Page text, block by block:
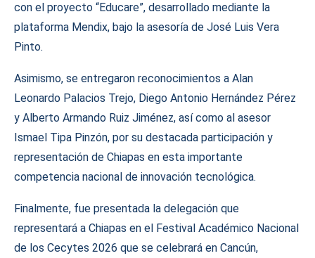
con el proyecto “Educare”, desarrollado mediante la
plataforma Mendix, bajo la asesoría de José Luis Vera
Pinto.
Asimismo, se entregaron reconocimientos a Alan
Leonardo Palacios Trejo, Diego Antonio Hernández Pérez
y Alberto Armando Ruiz Jiménez, así como al asesor
Ismael Tipa Pinzón, por su destacada participación y
representación de Chiapas en esta importante
competencia nacional de innovación tecnológica.
Finalmente, fue presentada la delegación que
representará a Chiapas en el Festival Académico Nacional
de los Cecytes 2026 que se celebrará en Cancún,